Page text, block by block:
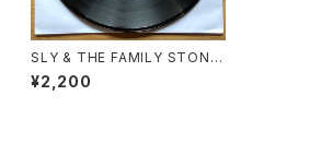
SLY & THE FAMILY STONE
/ A: THANK YOU / B: EVERY
BODY IS A STAR
¥2,200